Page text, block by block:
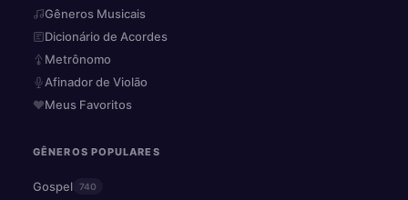
Gêneros Musicais
Dicionário de Acordes
Metrônomo
Afinador de Violão
Meus Favoritos
GÊNEROS POPULARES
Gospel 740